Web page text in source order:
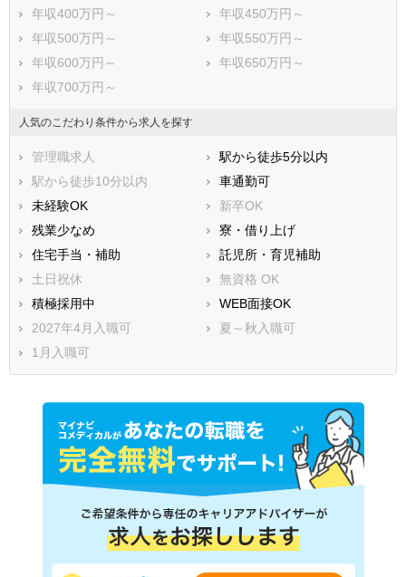
年収400万円～
年収450万円～
年収500万円～
年収550万円～
年収600万円～
年収650万円～
年収700万円～
人気のこだわり条件から求人を探す
管理職求人
駅から徒歩5分以内
駅から徒歩10分以内
車通勤可
未経験OK
新卒OK
残業少なめ
寮・借り上げ
住宅手当・補助
託児所・育児補助
土日祝休
無資格 OK
積極採用中
WEB面接OK
2027年4月入職可
夏～秋入職可
1月入職可